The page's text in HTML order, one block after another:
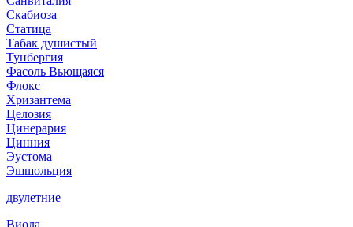
Скабиоза
Статица
Табак душистый
Тунбергия
Фасоль Вьющаяся
Флокс
Хризантема
Целозия
Цинерария
Цинния
Эустома
Эшшольция
двулетние
Виола